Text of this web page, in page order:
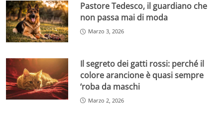
Pastore Tedesco, il guardiano che
non passa mai di moda
Marzo 3, 2026
Il segreto dei gatti rossi: perché il
colore arancione è quasi sempre
‘roba da maschi
Marzo 2, 2026